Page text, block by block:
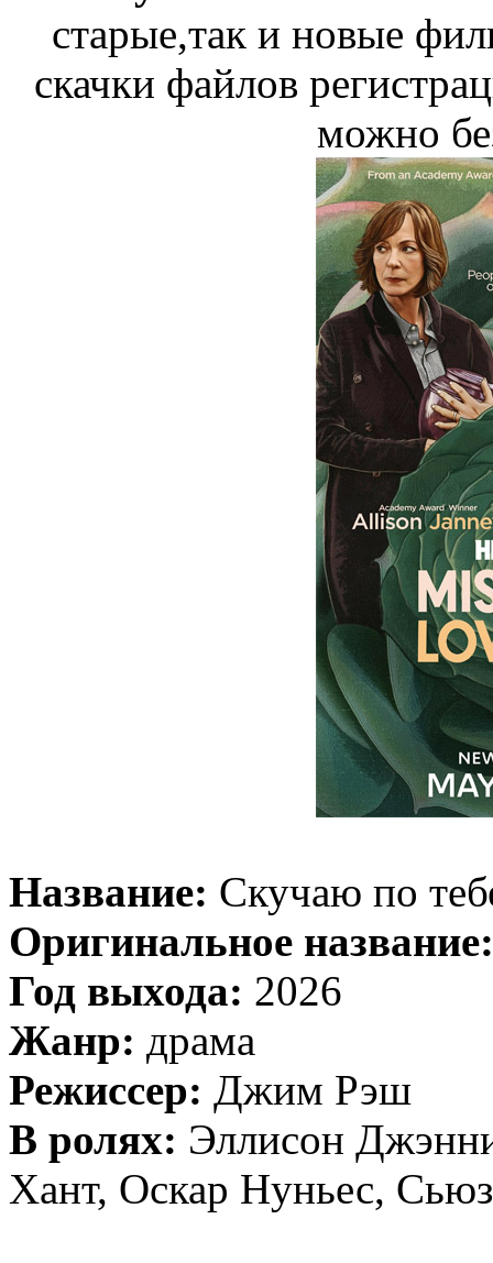
старые,так и новые
скачки файлов
можно
Название: Скучаю по
Оригинальное
Год выхода: 2026
Жанр: драма
Режиссер: Джим Рэш
В ролях: Эллисон
Хант, Оскар Нуньес,